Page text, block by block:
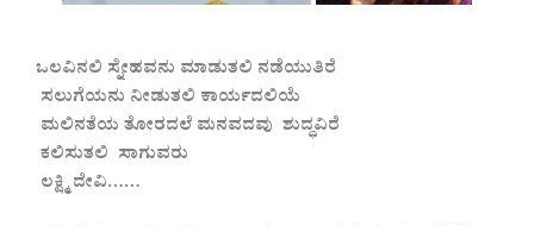
ಒಲವಿನಲಿ ಸ್ನೇಹವನು ಮಾಡುತಲಿ ನಡೆಯುತಿರೆ
ಸಲುಗೆಯನು ನೀಡುತಲಿ ಕಾರ್ಯದಲಿಯೆ
ಮಲಿನತೆಯ ತೋರದಲೆ ಮನವದವು ಶುದ್ಧವಿರೆ
ಕಲಿಸುತಲಿ ಸಾಗುವರು
ಲಕ್ಷ್ಮಿ ದೇವಿ……